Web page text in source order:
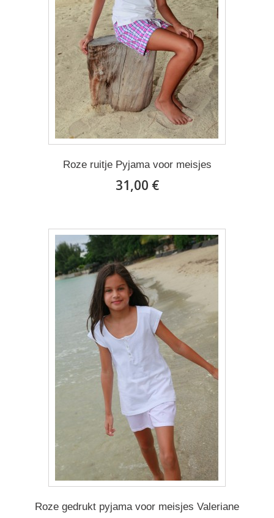
Roze ruitje Pyjama voor meisjes
31,00 €
Roze gedrukt pyjama voor meisjes Valeriane